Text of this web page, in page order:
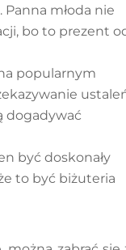
młoda nie
bo to prezent
popularnym
dogadywać
być doskonały
to być biżuteria